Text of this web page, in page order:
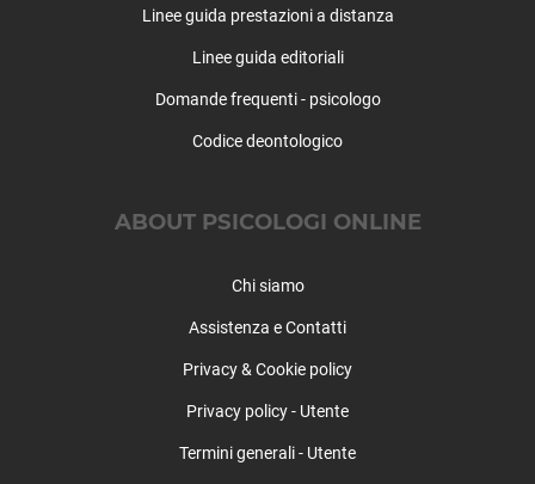
Santa Margherita d'Adige
Linee guida prestazioni a distanza
Linee guida editoriali
Domande frequenti - psicologo
Codice deontologico
ABOUT PSICOLOGI ONLINE
Chi siamo
Assistenza e Contatti
Privacy & Cookie policy
Privacy policy - Utente
Termini generali - Utente